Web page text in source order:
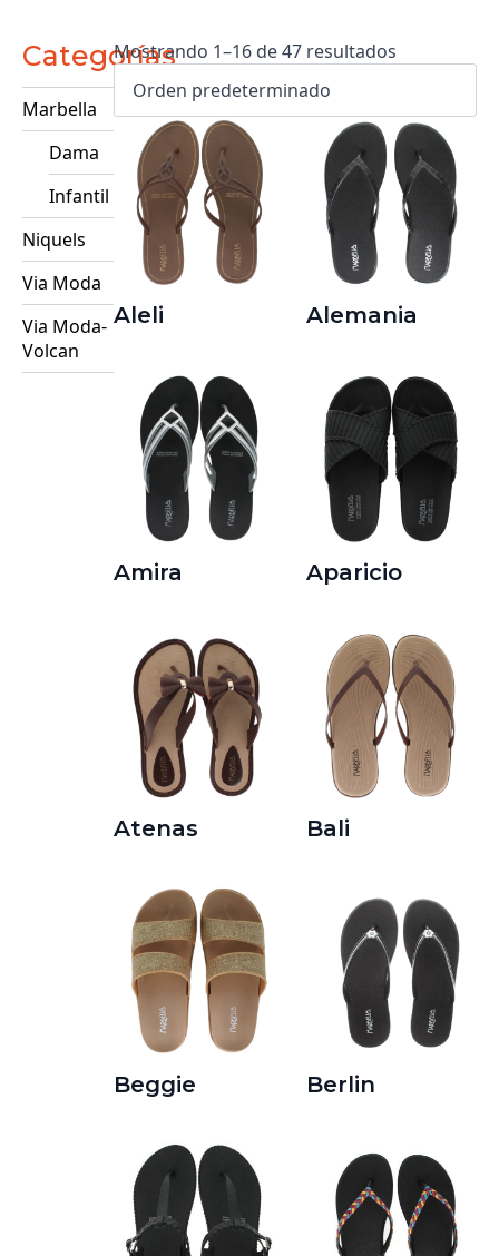
Categorías
Marbella
Dama
Infantil
Niquels
Via Moda
Via Moda-
Volcan
Mostrando 1–16 de 47 resultados
Aleli Alemania
Amira Aparicio
Atenas Bali
Beggie Berlin